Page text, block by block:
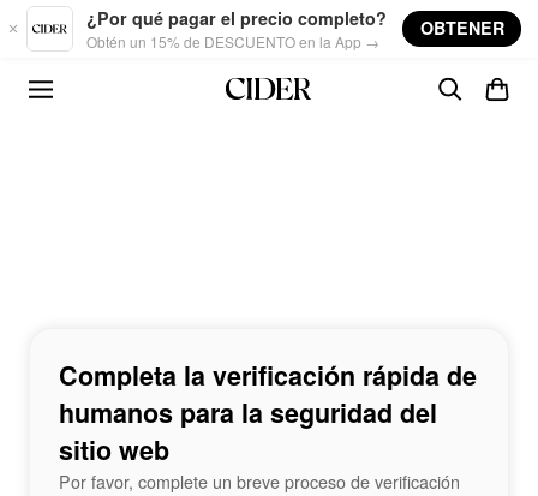
Skip to main content
¿Por qué pagar el precio completo?
Obtén un 15% de DESCUENTO en la App →
OBTENER
Completa la verificación rápida de
humanos para la seguridad del
sitio web
Por favor, complete un breve proceso de verificación